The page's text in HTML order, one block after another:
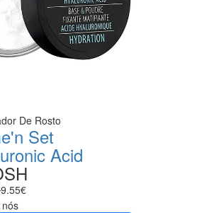
De Rosto
Set
Acid
9.55€